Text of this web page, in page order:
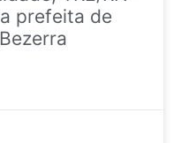
prefeita de